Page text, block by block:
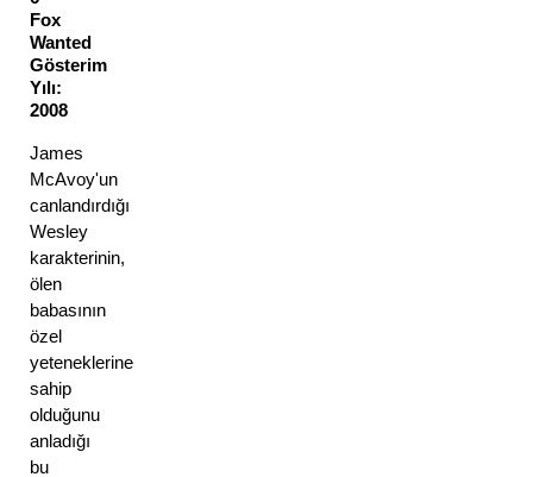
Fox
Wanted
Gösterim
Yılı:
2008
James
McAvoy'un
canlandırdığı
Wesley
karakterinin,
ölen
babasının
özel
yeteneklerine
sahip
olduğunu
anladığı
bu